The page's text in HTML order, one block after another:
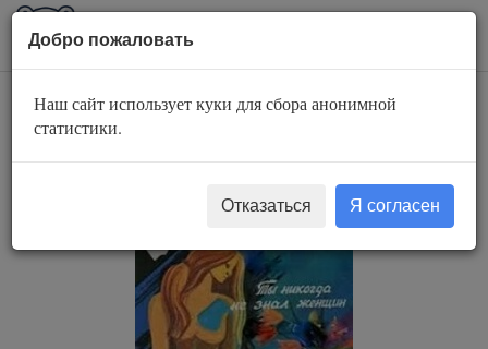
AuBook.org
Ты никогда не знал
женщин
Добро пожаловать
Наш сайт использует куки для сбора анонимной
статистики.
Отказаться Я согласен